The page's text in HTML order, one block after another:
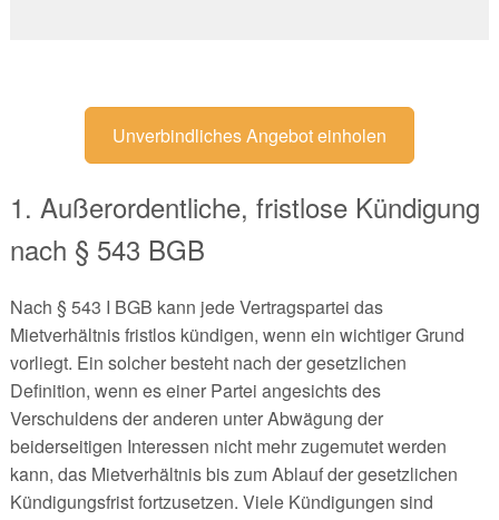
Unverbindliches Angebot einholen
1. Außerordentliche, fristlose Kündigung
nach § 543 BGB
Nach § 543 I BGB kann jede Vertragspartei das
Mietverhältnis fristlos kündigen, wenn ein wichtiger Grund
vorliegt. Ein solcher besteht nach der gesetzlichen
Definition, wenn es einer Partei angesichts des
Verschuldens der anderen unter Abwägung der
beiderseitigen Interessen nicht mehr zugemutet werden
kann, das Mietverhältnis bis zum Ablauf der gesetzlichen
Kündigungsfrist fortzusetzen. Viele Kündigungen sind